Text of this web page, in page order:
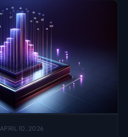
APRIL 10, 2026